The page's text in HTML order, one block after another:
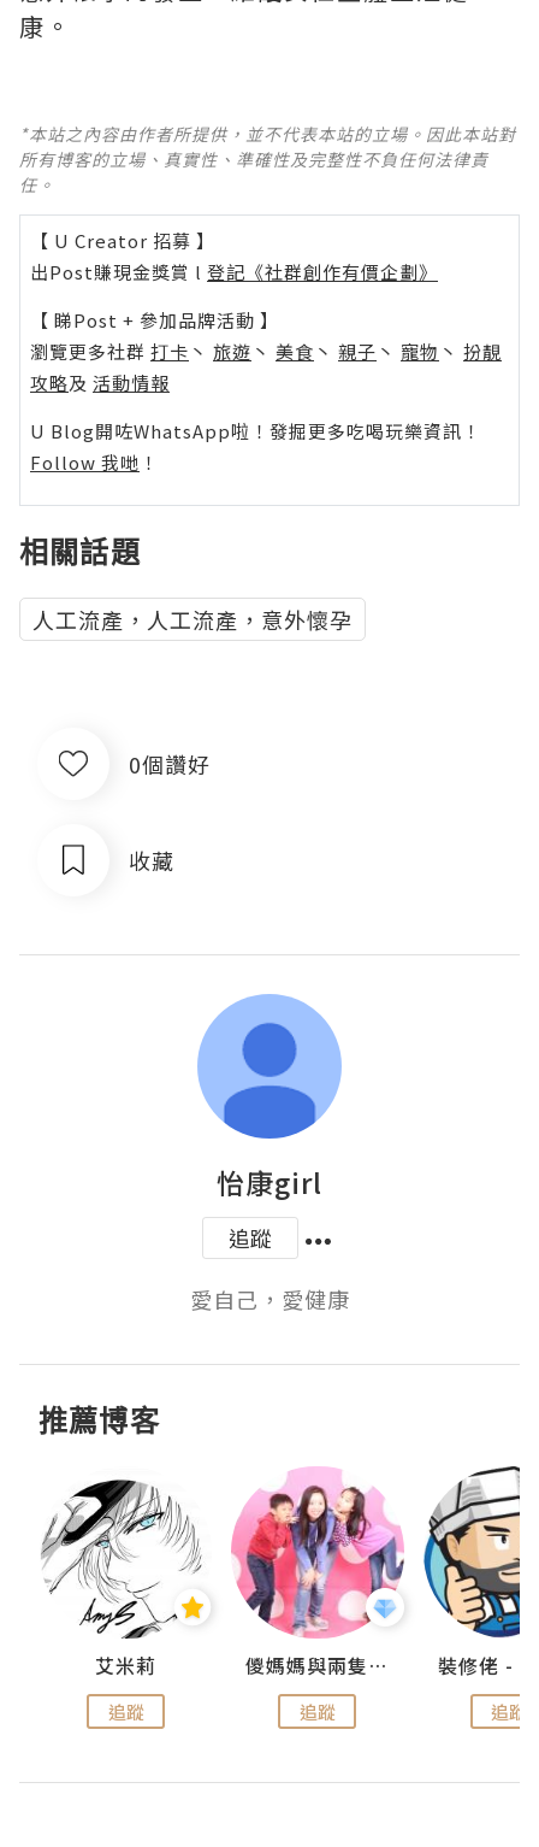
康。
*本站之內容由作者所提供，並不代表本站的立場。因此本站對
所有博客的立場、真實性、準確性及完整性不負任何法律責
任。
【 U Creator 招募 】
出Post賺現金獎賞 l 登記《社群創作有價企劃》
【 睇Post + 參加品牌活動 】
瀏覽更多社群 打卡 丶 旅遊 丶 美食 丶 親子 丶 寵物 丶 扮靚
攻略及 活動情報
U Blog開咗WhatsApp啦！發掘更多吃喝玩樂資訊！
Follow 我哋 ！
相關話題
人工流產，人工流產，意外懷孕
0個讚好
收藏
怡康girl
追蹤
愛自己，愛健康
推薦博客
艾米莉
追蹤
儍媽媽與兩隻小魔怪之家
追蹤 追蹤